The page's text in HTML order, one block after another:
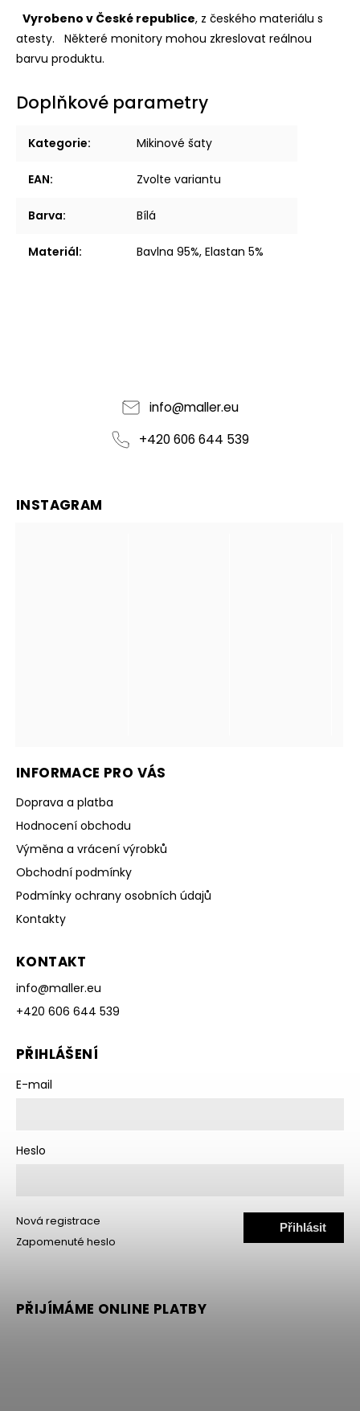
Vyrobeno v České republice, z českého materiálu s
atesty.
Některé monitory mohou zkreslovat reálnou
barvu produktu.
Doplňkové parametry
Kategorie: Mikinové šaty
EAN: Zvolte variantu
Barva: Bílá
Materiál: Bavlna 95%, Elastan 5%
info@maller.eu
+420 606 644 539
INFORMACE PRO VÁS
Doprava a platba
Hodnocení obchodu
Výměna a vrácení výrobků
Obchodní podmínky
Podmínky ochrany osobních údajů
Kontakty
KONTAKT
info@maller.eu
+420 606 644 539
INSTAGRAM
PŘIHLÁŠENÍ
E-mail
Heslo
Přihlásit
Nová registrace
Zapomenuté heslo
PŘIJÍMÁME ONLINE PLATBY